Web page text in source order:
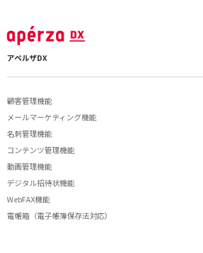
アペルザDX
顧客管理機能
メールマーケティング機能
名刺管理機能
コンテンツ管理機能
動画管理機能
デジタル招待状機能
WebFAX機能
電帳箱（電子帳簿保存法対応）